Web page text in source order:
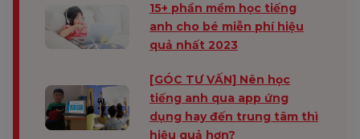
15+ phần mềm học tiếng
anh cho bé miễn phí hiệu
quả nhất 2023
[GÓC TƯ VẤN] Nên học
tiếng anh qua app ứng
dụng hay đến trung tâm thì
hiệu quả hơn?